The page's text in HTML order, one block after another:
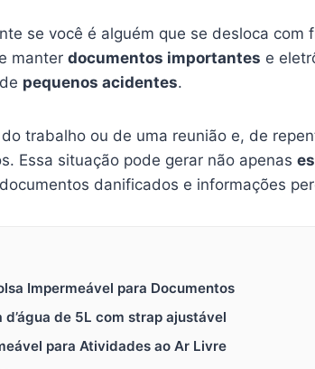
se você é alguém que se desloca com
manter documentos importantes e
pequenos acidentes.
trabalho ou de uma reunião e, de
Essa situação pode gerar não apenas
danificados e informações
Impermeável para Documentos
de 5L com strap ajustável
para Atividades ao Ar Livre